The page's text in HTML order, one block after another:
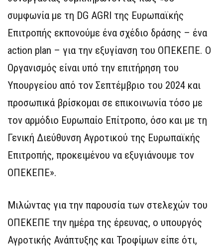
συμφωνία με τη DG AGRI της Ευρωπαϊκής
Επιτροπής εκπονούμε ένα σχέδιο δράσης – ένα
action plan – για την εξυγίανση του ΟΠΕΚΕΠΕ. Ο
Οργανισμός είναι υπό την επιτήρηση του
Υπουργείου από τον Σεπτέμβριο του 2024 και
προσωπικά βρίσκομαι σε επικοινωνία τόσο με
τον αρμόδιο Ευρωπαίο Επίτροπο, όσο και με τη
Γενική Διεύθυνση Αγροτικού της Ευρωπαϊκής
Επιτροπής, προκειμένου να εξυγιάνουμε τον
ΟΠΕΚΕΠΕ».
Μιλώντας για την παρουσία των στελεχών του
ΟΠΕΚΕΠΕ την ημέρα της έρευνας, ο υπουργός
Αγροτικής Ανάπτυξης και Τροφίμων είπε ότι,